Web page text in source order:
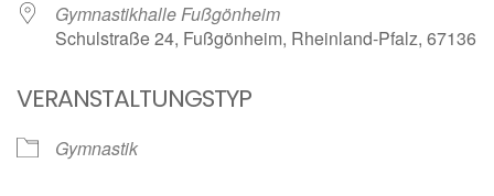
Gymnastikhalle Fußgönheim
Schulstraße 24, Fußgönheim, Rheinland-Pfalz, 67136
VERANSTALTUNGSTYP
Gymnastik